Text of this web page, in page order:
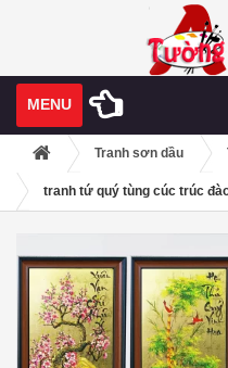
MENU
Tranh sơn dầu
tranh tứ quý tùng cúc trúc